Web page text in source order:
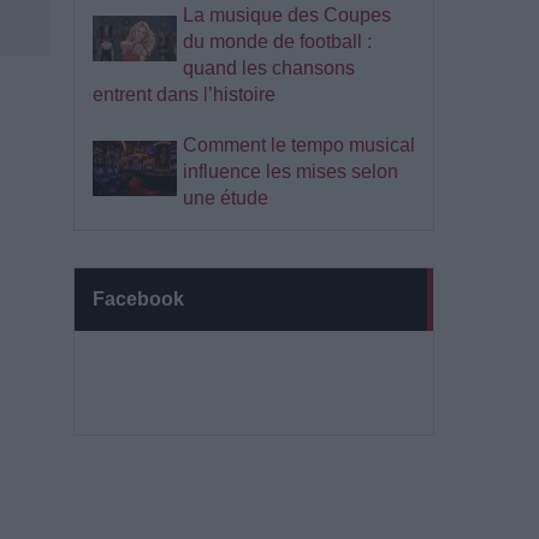
La musique des Coupes
du monde de football :
quand les chansons
entrent dans l’histoire
Comment le tempo musical
influence les mises selon
une étude
Facebook